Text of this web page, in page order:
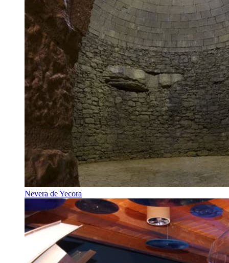
Nevera de Yecora